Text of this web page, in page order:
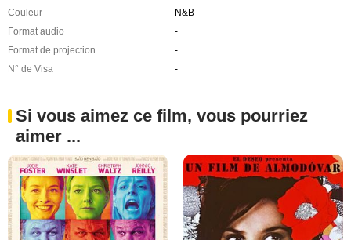
Couleur
N&B
Format audio
-
Format de projection
-
N° de Visa
-
Si vous aimez ce film, vous pourriez
aimer ...